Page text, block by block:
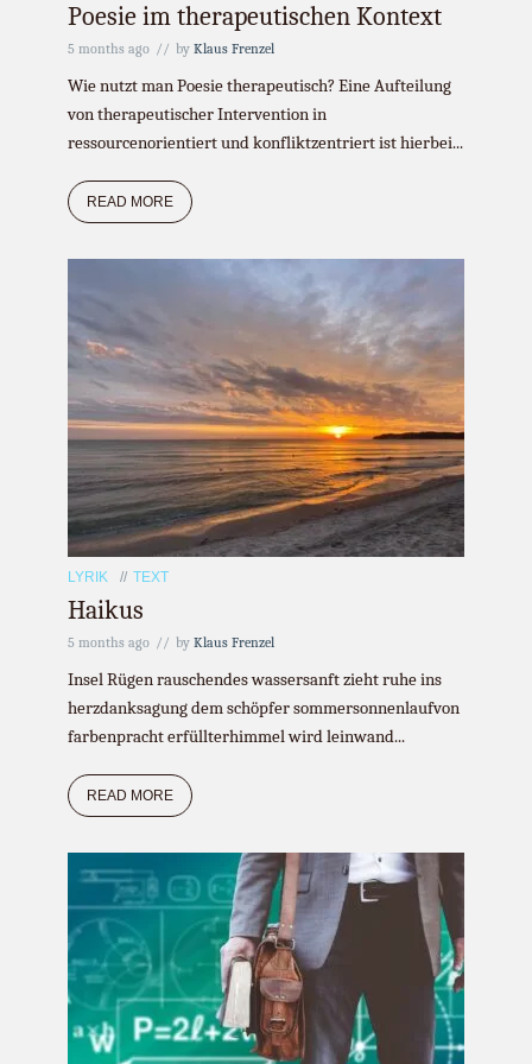
Poesie im therapeutischen Kontext
5 months ago by Klaus Frenzel
Wie nutzt man Poesie therapeutisch? Eine Aufteilung
von therapeutischer Intervention in
ressourcenorientiert und konfliktzentriert ist hierbei...
READ MORE
LYRIK TEXT
Haikus
5 months ago by Klaus Frenzel
Insel Rügen rauschendes wassersanft zieht ruhe ins
herzdanksagung dem schöpfer sommersonnenlaufvon
farbenpracht erfüllterhimmel wird leinwand...
READ MORE